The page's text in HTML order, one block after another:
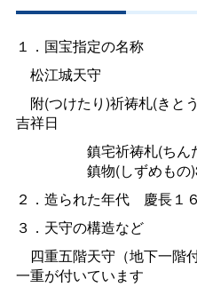
１．国宝指定の名称
松江城天守
附(つけたり)祈祷札(きと
吉祥日
鎮宅祈祷札(ちん
鎮物(しずめもの
２．造られた年代 慶長１
３．天守の構造など
四重五階天守（地下一階
一重が付いています